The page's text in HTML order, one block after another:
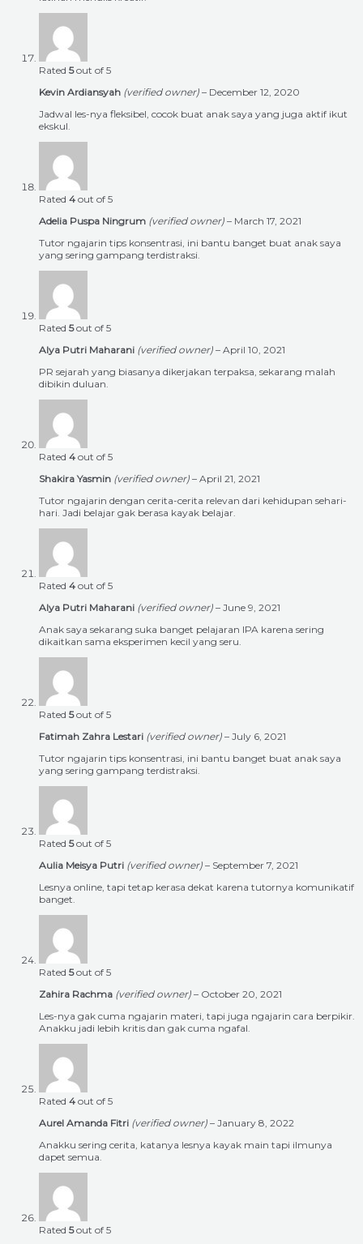
Rated 5out of 5
Kevin Ardiansyah (verified owner) – December 12, 2020
Jadwal les-nya fleksibel, cocok buat anak saya yang juga aktif ikut
ekskul.
Rated 4 out of 5
Adelia Puspa Ningrum (verified owner) – March 17, 2021
Tutor ngajarin tips konsentrasi, ini bantu banget buat anak saya
yang sering gampang terdistraksi.
Rated 5out of 5
Alya Putri Maharani (verified owner) – April 10, 2021
PR sejarah yang biasanya dikerjakan terpaksa, sekarang malah
dibikin duluan.
Rated 4 out of 5
Shakira Yasmin (verified owner) – April 21, 2021
Tutor ngajarin dengan cerita-cerita relevan dari kehidupan sehari-
hari. Jadi belajar gak berasa kayak belajar.
Rated 4 out of 5
Alya Putri Maharani (verified owner) – June 9, 2021
Anak saya sekarang suka banget pelajaran IPA karena sering
dikaitkan sama eksperimen kecil yang seru.
Rated 5out of 5
Fatimah Zahra Lestari (verified owner) – July 6, 2021
Tutor ngajarin tips konsentrasi, ini bantu banget buat anak saya
yang sering gampang terdistraksi.
Rated 5out of 5
Aulia Meisya Putri (verified owner) – September 7, 2021
Lesnya online, tapi tetap kerasa dekat karena tutornya komunikatif
banget.
Rated 5out of 5
Zahira Rachma (verified owner) – October 20, 2021
Les-nya gak cuma ngajarin materi, tapi juga ngajarin cara berpikir.
Anakku jadi lebih kritis dan gak cuma ngafal.
Rated 4 out of 5
Aurel Amanda Fitri (verified owner) – January 8, 2022
Anakku sering cerita, katanya lesnya kayak main tapi ilmunya
dapet semua.
Rated 5out of 5